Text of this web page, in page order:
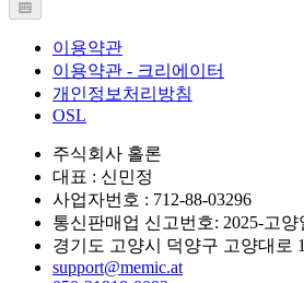
이용약관
이용약관 - 크리에이터
개인정보처리방침
OSL
주식회사 홀론
대표 : 신민정
사업자번호 : 712-88-03296
통신판매업 신고번호: 2025-고양
경기도 고양시 덕양구 고양대로
support@memic.at